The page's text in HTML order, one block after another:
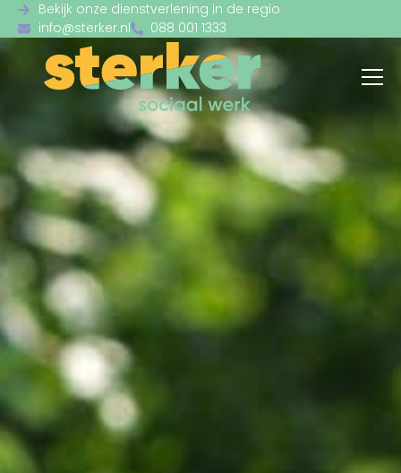
Bekijk onze dienstverlening in de regio
info@sterker.nl
088 001 1333